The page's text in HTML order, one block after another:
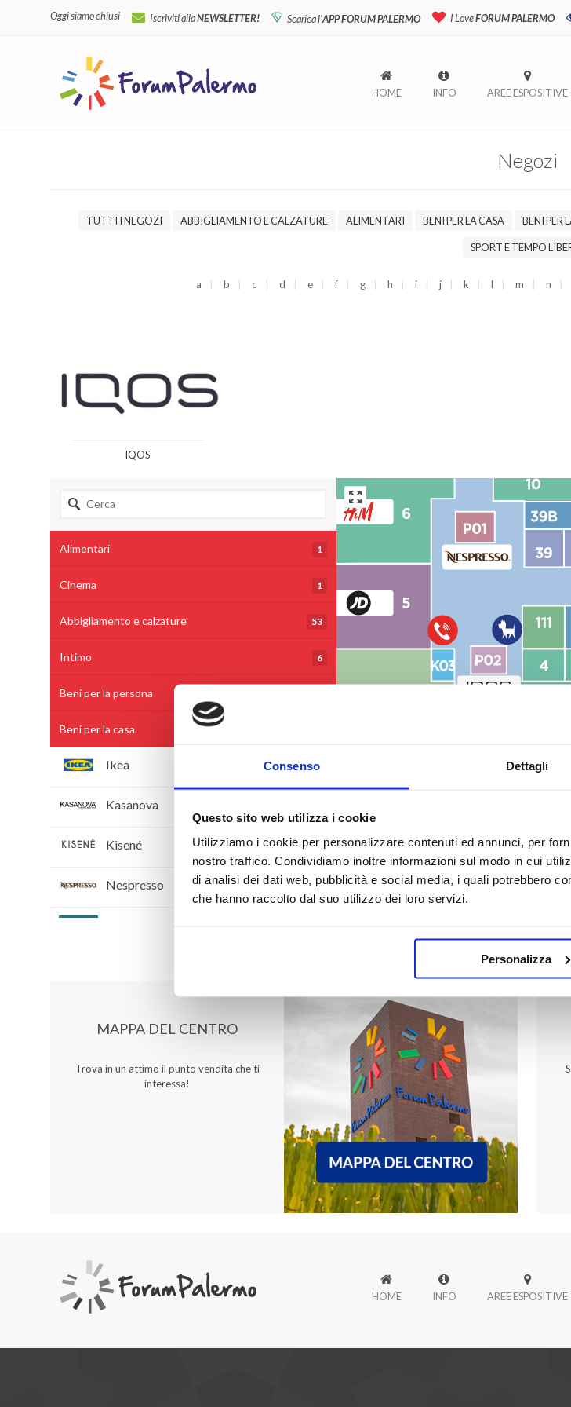
Consenso Dettagli
Questo sito web utilizza i cookie
Utilizziamo i cookie per personalizzare contenuti ed annunci, per
nostro traffico. Condividiamo inoltre informazioni sul modo in cui
di analisi dei dati web, pubblicità e social media, i quali potrebbero
che hanno raccolto dal suo utilizzo dei loro servizi.
Personalizza
Oggi siamo chiusi Iscriviti allaNEWSLETTER! Scarica l'APP FORUM PALERMO I LoveFORUM PALERMO
HOME INFO AREE ESPOSITIVE
Negozi
TUTTI I NEGOZI ABBIGLIAMENTO E CALZATURE ALIMENTARI BENI PER LA CASA BENI PER
SPORT E TEMPO
a b c d e f g h i j k l m n
IQOS
1
Alimentari
1
Cinema
53
Abbigliamento e calzature
6
Intimo
Beni per la persona
Beni per la casa
Ikea
Kasanova
Kisené
Nespresso
Servizi
MAPPA DEL CENTRO
Trova in un attimo il punto vendita che ti
interessa!
HOME INFO AREE ESPOSITIVE